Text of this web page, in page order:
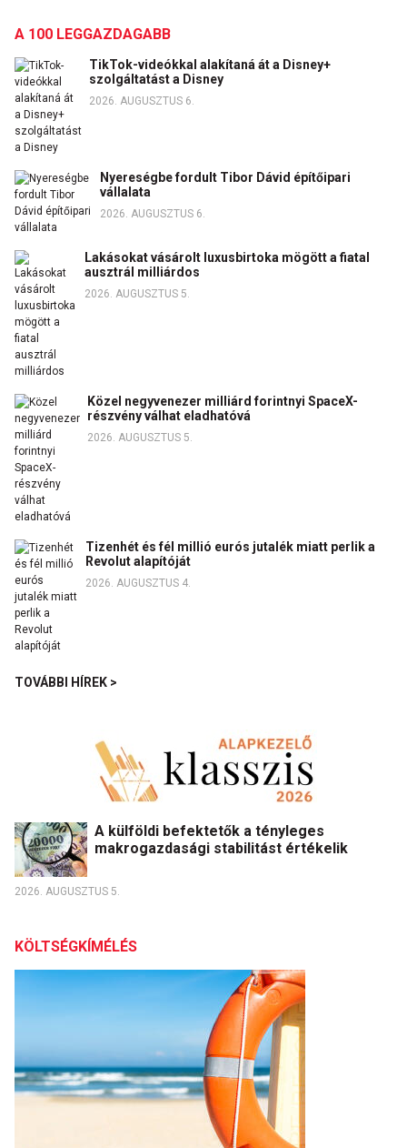
A 100 LEGGAZDAGABB
TikTok-videókkal alakítaná át a Disney+
szolgáltatást a Disney
2026. AUGUSZTUS 6.
Nyereségbe fordult Tibor Dávid építőipari
vállalata
2026. AUGUSZTUS 6.
Lakásokat vásárolt luxusbirtoka mögött a fiatal
ausztrál milliárdos
2026. AUGUSZTUS 5.
Közel negyvenezer milliárd forintnyi SpaceX-
részvény válhat eladhatóvá
2026. AUGUSZTUS 5.
Tizenhét és fél millió eurós jutalék miatt perlik a
Revolut alapítóját
2026. AUGUSZTUS 4.
TOVÁBBI HÍREK >
A külföldi befektetők a tényleges
makrogazdasági stabilitást értékelik
2026. AUGUSZTUS 5.
KÖLTSÉGKÍMÉLÉS